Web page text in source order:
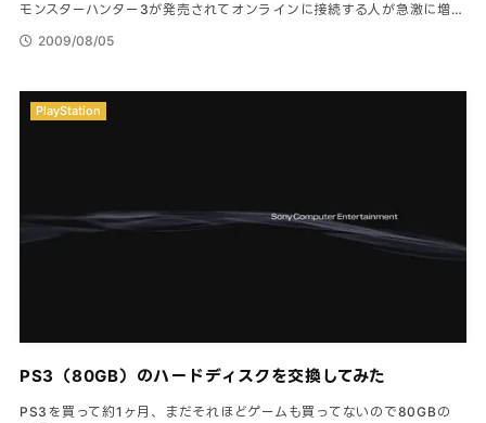
モンスターハンター3が発売されてオンラインに接続する人が急激に増…
2009/08/05
PS3（80GB）のハードディスクを交換してみた
PS3を買って約1ヶ月、まだそれほどゲームも買ってないので80GBの
PlayStation